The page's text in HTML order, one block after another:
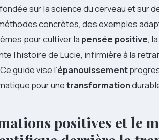
sur la science du cerveau et sur
concrètes, des exemples
pour cultiver la pensée positive, la
l’histoire de Lucie, infirmière à la
guide vise l’épanouissement
pour unetransformation
positives et le